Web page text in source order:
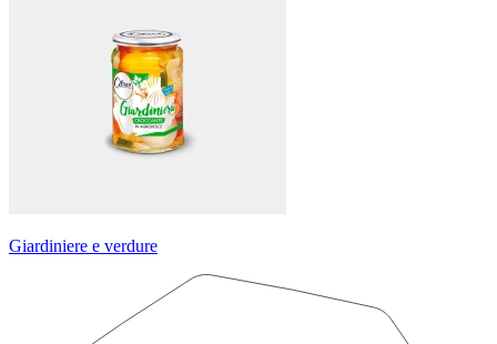
Giardiniere e verdure